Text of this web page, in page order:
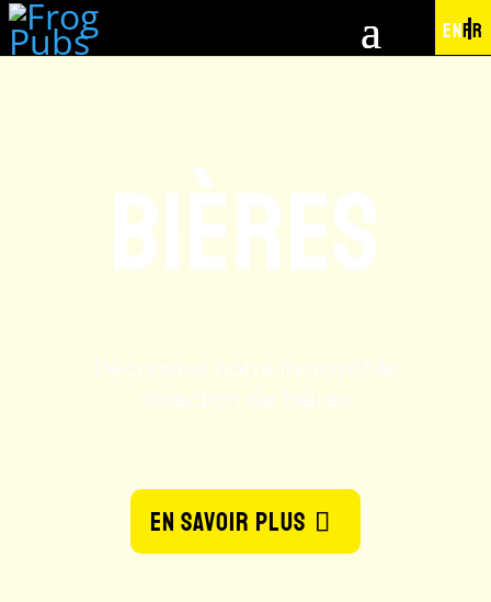
ENFR
Bières
Découvrez notre incroyable
sélection de bières
EN SAVOIR PLUS